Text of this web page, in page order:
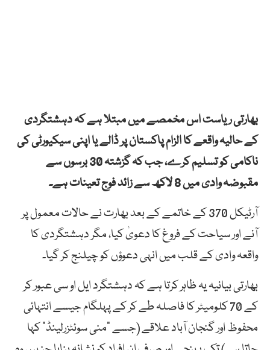
بھارتی ریاست اس مخمصے میں مبتلا ہے کہ دہشتگردی
کے حالیہ واقعے کا الزام پاکستان پر ڈالے یا اپنی سیکیورٹی کی
ناکامی کو تسلیم کرے، جب کہ گزشتہ 30 برسوں سے
مقبوضہ وادی میں 8 لاکھ سے زائد فوج تعینات ہے۔
آرٹیکل 370 کے خاتمے کے بعد بھارت نے حالات معمول پر
آنے اور سیاحت کے فروغ کا دعویٰ کیا، مگر دہشتگردی کا
واقعہ وادی کے قلب میں انہی دعوؤں کو چیلنج کر گیا۔
بھارتی بیانیہ یہ ظاہر کرتا ہے کہ دہشتگرد ایل او سی عبور کر
کے 70 کلومیٹر کا فاصلہ طے کر کے پہلگام جیسے انتہائی
محفوظ اور گنجان آباد علاقے (جسے “منی سوئٹزرلینڈ” کہا